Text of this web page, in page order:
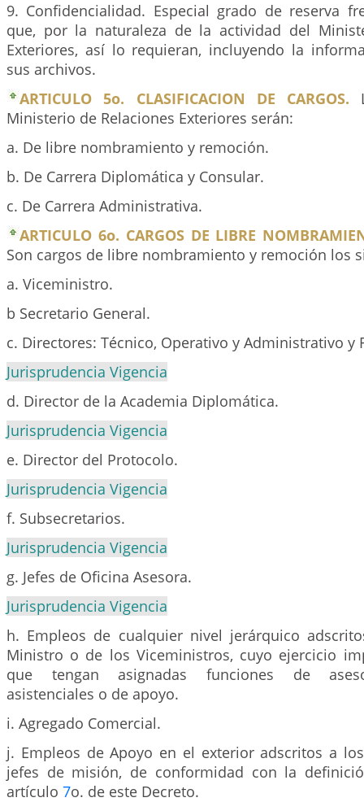
9. Confidencialidad. Especial grado de reserva
que, por la naturaleza de la actividad del
Exteriores, así lo requieran, incluyendo la
sus archivos.
ARTICULO 5o. CLASIFICACION DE CARGOS.
Ministerio de Relaciones Exteriores serán:
a. De libre nombramiento y remoción.
b. De Carrera Diplomática y Consular.
c. De Carrera Administrativa.
ARTICULO 6o. CARGOS DE LIBRE
Son cargos de libre nombramiento y remoción los
a. Viceministro.
b Secretario General.
c. Directores: Técnico, Operativo y Administrativo y
Jurisprudencia Vigencia
d. Director de la Academia Diplomática.
Jurisprudencia Vigencia
e. Director del Protocolo.
Jurisprudencia Vigencia
f. Subsecretarios.
Jurisprudencia Vigencia
g. Jefes de Oficina Asesora.
Jurisprudencia Vigencia
h. Empleos de cualquier nivel jerárquico
Ministro o de los Viceministros, cuyo ejercicio
que tengan asignadas funciones de
asistenciales o de apoyo.
i. Agregado Comercial.
j. Empleos de Apoyo en el exterior adscritos a
jefes de misión, de conformidad con la
artículo 7o. de este Decreto.